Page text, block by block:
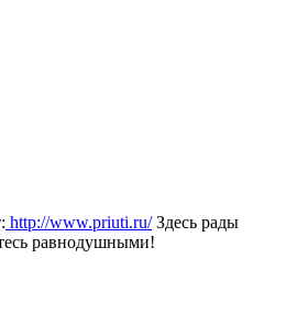
http://www.priuti.ru/Здесь рады
равнодушными!